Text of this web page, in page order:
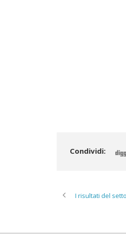
Condividi:
I risultati del